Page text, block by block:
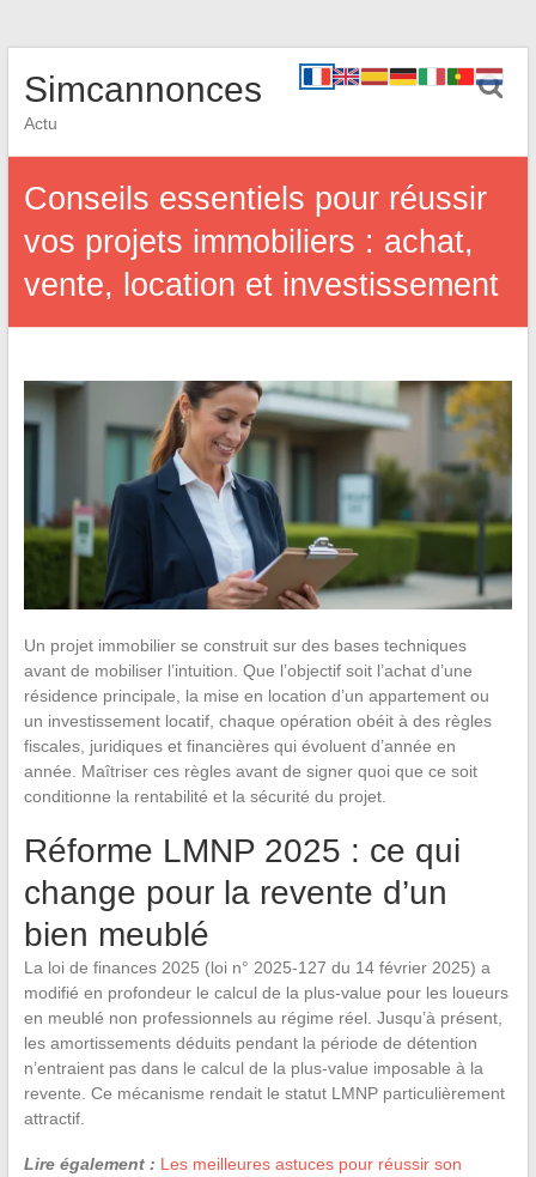
Simcannonces
Actu
Conseils essentiels pour réussir
vos projets immobiliers : achat,
vente, location et investissement
Un projet immobilier se construit sur des bases techniques
avant de mobiliser l’intuition. Que l’objectif soit l’achat d’une
résidence principale, la mise en location d’un appartement ou
un investissement locatif, chaque opération obéit à des règles
fiscales, juridiques et financières qui évoluent d’année en
année. Maîtriser ces règles avant de signer quoi que ce soit
conditionne la rentabilité et la sécurité du projet.
Réforme LMNP 2025 : ce qui
change pour la revente d’un
bien meublé
La loi de finances 2025 (loi n° 2025-127 du 14 février 2025) a
modifié en profondeur le calcul de la plus-value pour les loueurs
en meublé non professionnels au régime réel. Jusqu’à présent,
les amortissements déduits pendant la période de détention
n’entraient pas dans le calcul de la plus-value imposable à la
revente. Ce mécanisme rendait le statut LMNP particulièrement
attractif.
Lire également : Les meilleures astuces pour réussir son